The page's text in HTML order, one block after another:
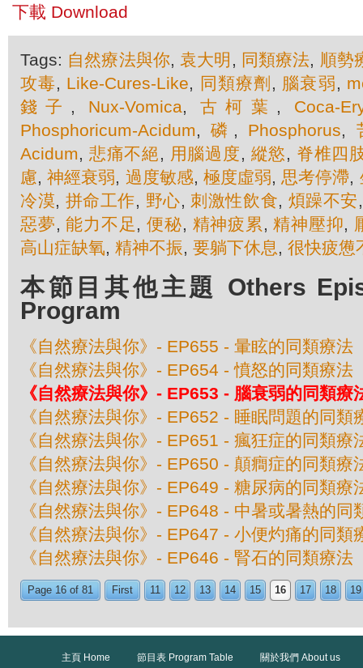
下載 Download
Tags: 自然療法與你,袁大明 , 同類療法, 順勢
攻毒, Like-Cures-Like, 同類療劑 , 腦衰弱,
錢子 , Nux-Vomica,古柯葉 , Coca-
Phosphoricum-Acidum,磷 , Phosphorus,
Acidum, 悲痛不絕, 用腦過度, 縱慾, 脊椎四
慮,神經衰弱, 過度敏感, 極度虛弱, 思考停滯,
冷漠, 拼命工作, 野心, 刺激性飲食, 煩躁不安
惡夢,能力不足 ,便秘, 精神疲累 ,精神壓抑,
高山症缺氧, 精神不振, 要躺下休息, 很快疲憊
本節目其他主題 Others
Program
《自然療法與你》- EP655 - 暈眩的同類療法
《自然療法與你》- EP654 - 憤怒的同類療法
《自然療法與你》- EP653 - 腦衰弱的同類療
《自然療法與你》- EP652 - 睡眠問題的同類
《自然療法與你》- EP651 - 瘋狂症的同類療
《自然療法與你》- EP650 - 顛癎症的同類療
《自然療法與你》- EP649 - 糖尿病的同類療
《自然療法與你》- EP648 - 中暑或暑熱的同
《自然療法與你》- EP647 - 小便灼痛的同類
《自然療法與你》- EP646 - 腎石的同類療法
Page 16 of 81 First 11 12 13 14 15 16 17 18 19
主頁 Home 節目表 Program Table 關於我們 About us